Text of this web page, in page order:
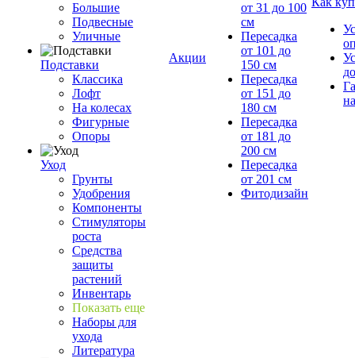
Большие
Подвесные
Уличные
Подставки
Классика
Лофт
На колесах
Фигурные
Опоры
Уход
Грунты
Удобрения
Компоненты
Стимуляторы
роста
Средства
защиты
растений
Инвентарь
Показать еще
Наборы для
ухода
Литература
Акции
от 31 до 100
см
Пересадка
от 101 до
150 см
Пересадка
от 151 до
180 см
Пересадка
от 181 до
200 см
Пересадка
от 201 см
Фитодизайн